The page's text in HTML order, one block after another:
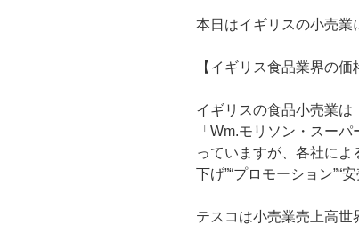
本日はイギリスの小売業
【イギリス食品業界の価
イギリスの食品小売業は
「Wm.モリソン・スー
っていますが、各社によ
下げ”“プロモーション”“
テスコは小売業売上高